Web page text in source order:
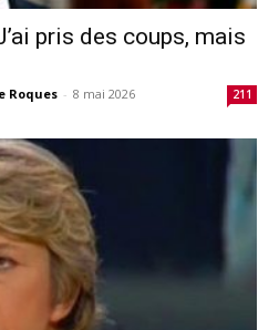
pris des coups, mais
Roques - 8 mai 2026 211